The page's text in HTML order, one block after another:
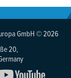
GmbH © 2026
20,